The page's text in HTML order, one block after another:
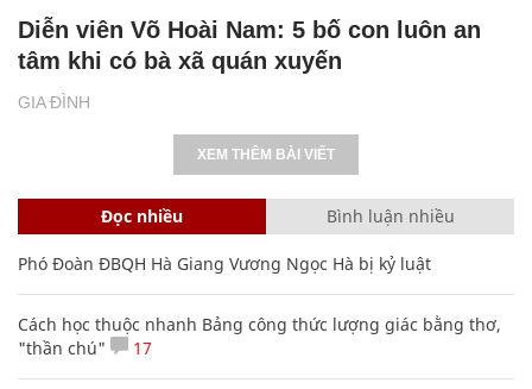
GIA ĐÌNH
Diễn viên Võ Hoài Nam: 5 bố con luôn an
tâm khi có bà xã quán xuyến
XEM THÊM BÀI VIẾT
Đọc nhiều Bình luận nhiều
Phó Đoàn ĐBQH Hà Giang Vương Ngọc Hà bị kỷ luật
Cách học thuộc nhanh Bảng công thức lượng giác bằng thơ,
"thần chú"
17